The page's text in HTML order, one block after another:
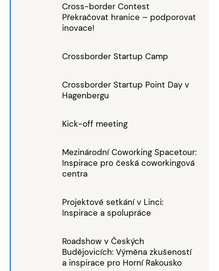
Cross-border Contest
Překračovat hranice – podporovat
inovace!
Crossborder Startup Camp
Crossborder Startup Point Day v
Hagenbergu
Kick-off meeting
Mezinárodní Coworking Spacetour:
Inspirace pro česká coworkingová
centra
Projektové setkání v Linci:
Inspirace a spolupráce
Roadshow v Českých
Budějovicích: Výměna zkušeností
a inspirace pro Horní Rakousko